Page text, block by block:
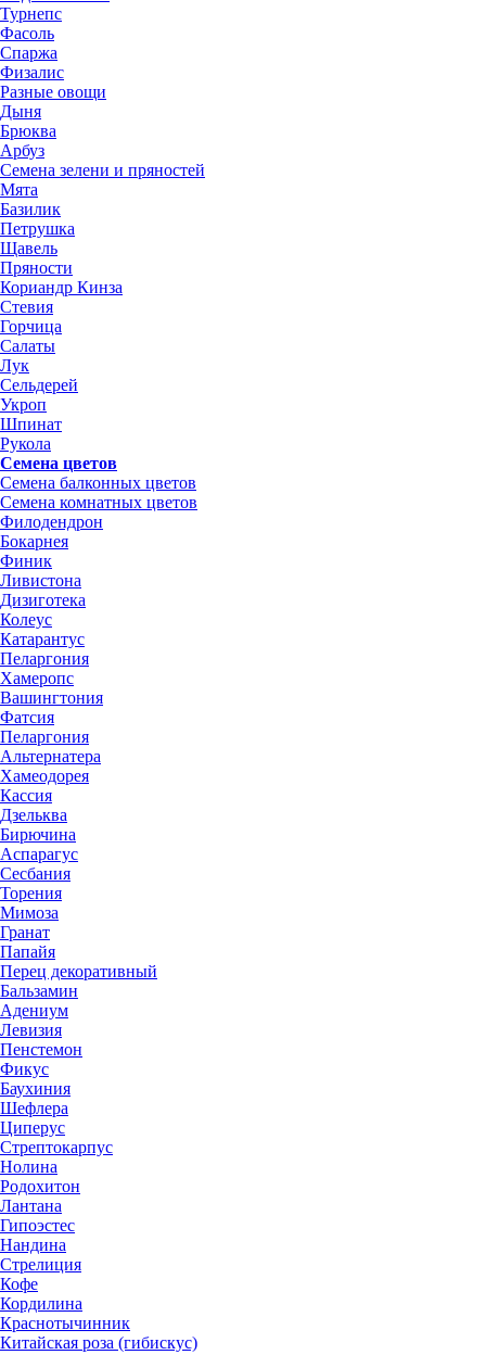
Турнепс
Фасоль
Спаржа
Физалис
Разные овощи
Дыня
Брюква
Арбуз
Семена зелени и пряностей
Мята
Базилик
Петрушка
Щавель
Пряности
Кориандр Кинза
Стевия
Горчица
Салаты
Лук
Сельдерей
Укроп
Шпинат
Рукола
Семена цветов
Семена балконных цветов
Семена комнатных цветов
Филодендрон
Бокарнея
Финик
Ливистона
Дизиготека
Колеус
Катарантус
Пеларгония
Хамеропс
Вашингтония
Фатсия
Пеларгония
Альтернатера
Хамеодорея
Кассия
Дзельква
Бирючина
Аспарагус
Сесбания
Торения
Мимоза
Гранат
Папайя
Перец декоративный
Бальзамин
Адениум
Левизия
Пенстемон
Фикус
Баухиния
Шефлера
Циперус
Стрептокарпус
Нолина
Родохитон
Лантана
Гипоэстес
Нандина
Стрелиция
Кофе
Кордилина
Краснотычинник
Китайская роза (гибискус)